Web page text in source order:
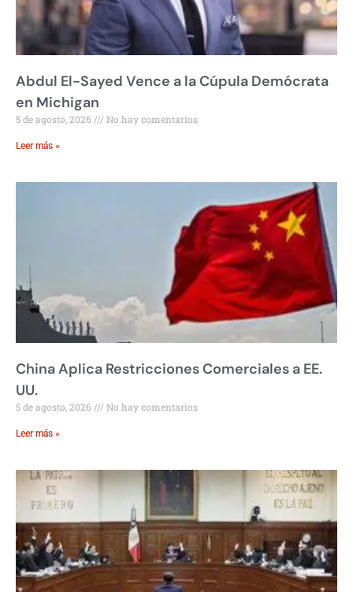
Abdul El-Sayed Vence a la Cúpula Demócrata
en Michigan
5 de agosto, 2026 No hay comentarios
Leer más »
China Aplica Restricciones Comerciales a EE.
UU.
5 de agosto, 2026 No hay comentarios
Leer más »